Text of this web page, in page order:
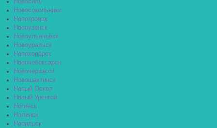
Новосиль
Новосокольники
Новотроицк
Новоузенск
Новоульяновск
Новоуральск
Новохопёрск
Новочебоксарск
Новочеркасск
Новошахтинск
Новый Оскол
Новый Уренгой
Ногинск
Нолинск
Норильск